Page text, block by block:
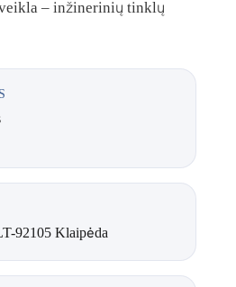
– inžinerinių tinklų
92105 Klaipėda